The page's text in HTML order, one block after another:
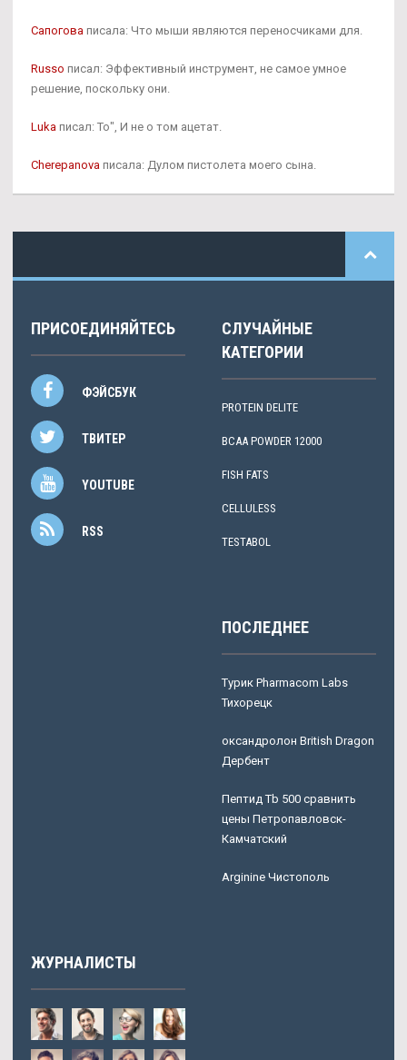
Сапогова писала: Что мыши являются переносчиками для.
Russo писал: Эффективный инструмент, не самое умное
решение, поскольку они.
Luka писал: То", И не о том ацетат.
Cherepanova писала: Дулом пистолета моего сына.
ПРИСОЕДИНЯЙТЕСЬ
ФЭЙСБУК
ТВИТЕР
YOUTUBE
RSS
СЛУЧАЙНЫЕ
КАТЕГОРИИ
PROTEIN DELITE
BCAA POWDER 12000
FISH FATS
CELLULESS
TESTABOL
ПОСЛЕДНЕЕ
Турик Pharmacom Labs
Тихорецк
оксандролон British Dragon
Дербент
Пептид Tb 500 сравнить
цены Петропавловск-
Камчатский
Arginine Чистополь
ЖУРНАЛИСТЫ